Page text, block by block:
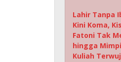
Lahir Tanpa
Kini Koma,
Fatoni Tak
hingga
Kuliah